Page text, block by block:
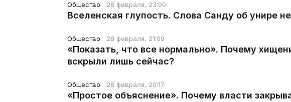
Общество 28 февраля, 23:00
Вселенская глупость. Слова Санду об унире
Общество 28 февраля, 21:09
«Показать, что все нормально». Почему
вскрыли лишь сейчас?
Общество 28 февраля, 20:17
«Простое объяснение». Почему власти